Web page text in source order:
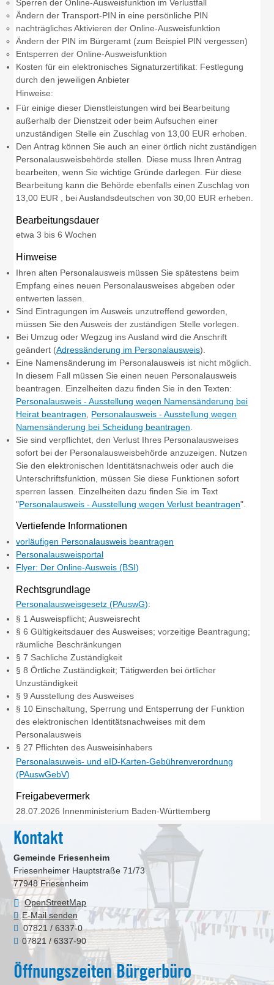
Sperren der Online-Ausweisfunktion im Verlustfall
Ändern der Transport-PIN in eine persönliche PIN
nachträgliches Aktivieren der Online-Ausweisfunktion
Ändern der PIN im Bürgeramt (zum Beispiel PIN vergessen)
Entsperren der Online-Ausweisfunktion
Kosten für ein elektronisches Signaturzertifikat: Festlegung
durch den jeweiligen Anbieter
Hinweise:
Für einige dieser Dienstleistungen wird bei Bearbeitung
außerhalb der Dienstzeit oder beim Aufsuchen einer
unzuständigen Stelle ein Zuschlag von 13,00 EUR erhoben.
Den Antrag können Sie auch an einer örtlich nicht zuständigen
Personalausweisbehörde stellen. Diese muss Ihren Antrag
bearbeiten, wenn Sie wichtige Gründe darlegen. Für diese
Bearbeitung kann die Behörde ebenfalls einen Zuschlag von
13,00 EUR , bei Auslandsdeutschen von 30,00 EUR erheben.
Bearbeitungsdauer
etwa 3 bis 6 Wochen
Hinweise
Ihren alten Personalausweis müssen Sie spätestens beim
Empfang eines neuen Personalausweises abgeben oder
entwerten lassen.
Sind Eintragungen im Ausweis unzutreffend geworden,
müssen Sie den Ausweis der zuständigen Stelle vorlegen.
Bei Umzug oder Wegzug ins Ausland wird die Anschrift
geändert (Adressänderung im Personalausweis).
Eine Namensänderung im Personalausweis ist nicht möglich.
In diesem Fall müssen Sie einen neuen Personalausweis
beantragen. Einzelheiten dazu finden Sie in den Texten:
Personalausweis - Ausstellung wegen Namensänderung bei
Heirat beantragen
Personalausweis - Ausstellung wegen
Namensänderung bei Scheidung beantragen
Sie sind verpflichtet, den Verlust Ihres Personalausweises
sofort bei der Personalausweisbehörde anzuzeigen. Nutzen
Sie den elektronischen Identitätsnachweis oder auch die
Unterschriftsfunktion, müssen Sie diese Funktionen sofort
sperren lassen. Einzelheiten dazu finden Sie im Text
"Personalausweis - Ausstellung wegen Verlust beantragen".
Vertiefende Informationen
vorläufigen Personalausweis beantragen
Personalausweisportal
Flyer: Der Online-Ausweis (BSI)
Rechtsgrundlage
Personalausweisgesetz (PAuswG):
§ 1 Ausweispflicht; Ausweisrecht
§ 6 Gültigkeitsdauer des Ausweises; vorzeitige Beantragung;
räumliche Beschränkungen
§ 7 Sachliche Zuständigkeit
§ 8 Örtliche Zuständigkeit; Tätigwerden bei örtlicher
Unzuständigkeit
§ 9 Ausstellung des Ausweises
§ 10 Einschaltung, Sperrung und Entsperrung der Funktion
des elektronischen Identitätsnachweises mit dem
Personalausweis
§ 27 Pflichten des Ausweisinhabers
Personalasuweis- und eID-Karten-Gebührenverordnung
(PAuswGebV)
Freigabevermerk
28.07.2026 Innenministerium Baden-Württemberg
Kontakt
Gemeinde Friesenheim
Friesenheimer Hauptstraße 71/73
77948 Friesenheim
OpenStreetMap
E-Mail senden
07821 / 6337-0
07821 / 6337-90
Öffnungszeiten Bürgerbüro